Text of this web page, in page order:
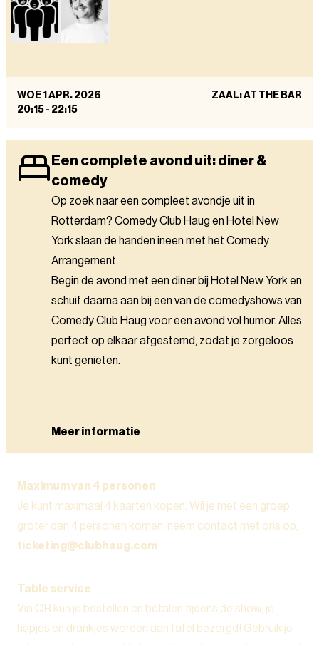
WOE 1 APR. 2026
20:15 - 22:15
ZAAL: AT THE BAR
Een complete avond uit: diner &
comedy
Op zoek naar een compleet avondje uit in
Rotterdam? Comedy Club Haug en Hotel New
York slaan de handen ineen met het Comedy
Arrangement.
Begin de avond met een diner bij Hotel New York en
schuif daarna aan bij een van de comedyshows van
Comedy Club Haug voor een avond vol humor. Alles
perfect op elkaar afgestemd, zodat je zorgeloos
kunt genieten.
Meer informatie
Maximum van 4 personen
Je kunt maximaal 4 kaarten kopen. Wil je met een groep
groter dan 4 personen komen, neem contact met ons op,
ticketing@clubhaug.com
Table service
Via QR kun je bestellen en betalen tijdens de show, je
hapjes en drankjes worden aan tafel bezorgd! Gebruik je